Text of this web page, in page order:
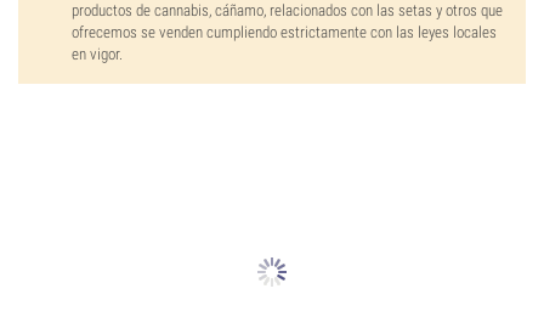
productos de cannabis, cáñamo, relacionados con las setas y otros que
ofrecemos se venden cumpliendo estrictamente con las leyes locales
en vigor.